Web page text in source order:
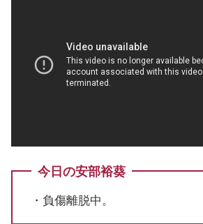
今日の安部裕葵
・負傷離脱中。